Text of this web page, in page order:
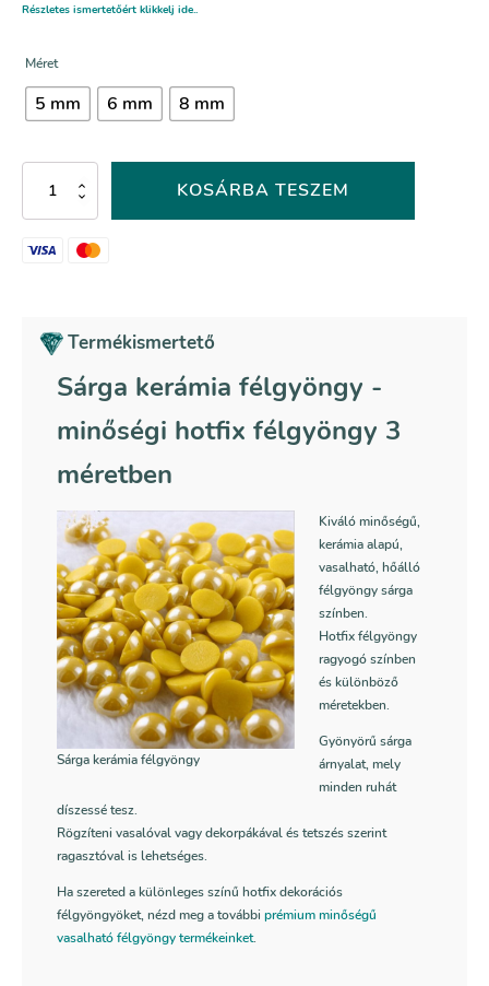
Részletes ismertetőért klikkelj ide..
Méret
5 mm 6 mm 8 mm
Sárga
kerámia
félgyöngy
KOSÁRBA TESZEM
Termékismertető
Sárga kerámia félgyöngy -
minőségi hotfix félgyöngy 3
méretben
Sárga kerámia félgyöngy
Kiváló minőségű,
kerámia alapú,
vasalható, hőálló
félgyöngy sárga
színben.
Hotfix félgyöngy
ragyogó színben
és különböző
méretekben.
Gyönyörű sárga
árnyalat, mely
minden ruhát
díszessé tesz.
Rögzíteni vasalóval vagy dekorpákával és tetszés szerint
ragasztóval is lehetséges.
Ha szereted a különleges színű hotfix dekorációs
félgyöngyöket, nézd meg a további prémium minőségű
vasalható félgyöngy termékeinket.